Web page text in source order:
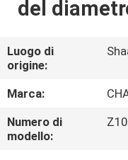
NOI
GIRO
DELLA
FABBRICA
del
Luogo di
origine:
Marca:
Numero di
modello:
Z10